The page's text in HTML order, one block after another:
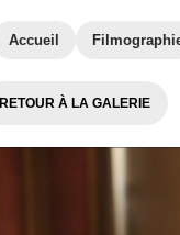
Accueil
RETOUR À LA GALERIE